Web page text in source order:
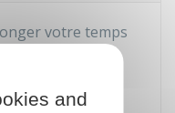
votre temps
agréé.
and